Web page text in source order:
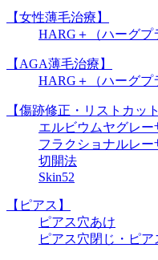
【女性薄毛治療】
HARG＋（ハーグプ
【AGA薄毛治療】
HARG＋（ハーグプ
【傷跡修正・リストカット
エルビウムヤグレー
フラクショナルレー
切開法
Skin52
【ピアス】
ピアス穴あけ
ピアス穴閉じ・ピア